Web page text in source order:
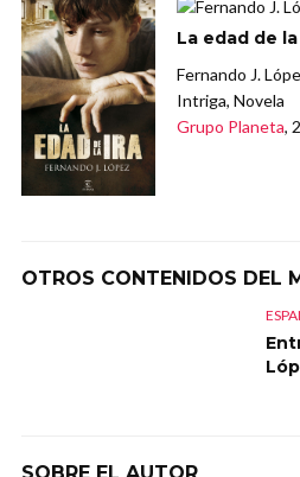
La edad de
Fernando J.
Intriga, Novela
Grupo Planeta,
OTROS CONTENIDOS DEL